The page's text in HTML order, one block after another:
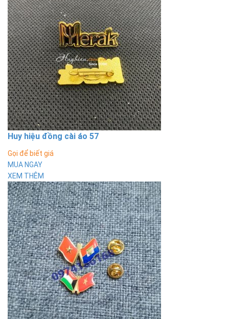
Huy hiệu đồng cài áo 57
Gọi để biết giá
MUA NGAY
XEM THÊM